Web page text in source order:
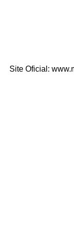
Site Oficial: